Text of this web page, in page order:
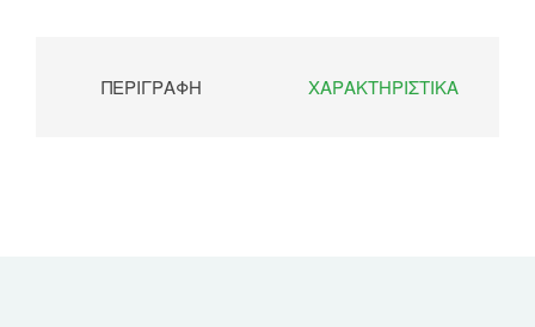
ΠΕΡΙΓΡΑΦΉ ΧΑΡΑΚΤΗΡΙΣΤΙΚΆ